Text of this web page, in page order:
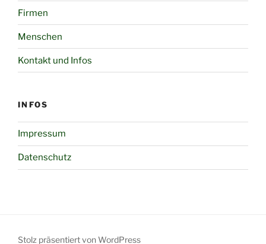
Firmen
Menschen
Kontakt und Infos
INFOS
Impressum
Datenschutz
Stolz präsentiert von WordPress